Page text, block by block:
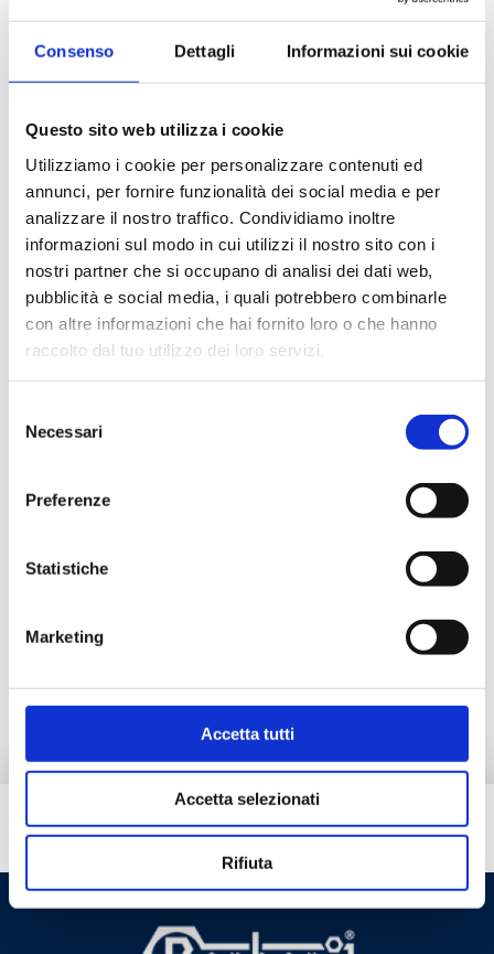
Consenso Dettagli Informazioni sui cookie
Questo sito web utilizza i cookie
Utilizziamo i cookie per personalizzare contenuti ed
annunci, per fornire funzionalità dei social media e per
analizzare il nostro traffico. Condividiamo inoltre
informazioni sul modo in cui utilizzi il nostro sito con i
nostri partner che si occupano di analisi dei dati web,
pubblicità e social media, i quali potrebbero combinarle
con altre informazioni che hai fornito loro o che hanno
raccolto dal tuo utilizzo dei loro servizi.
delNecessari
Preferenze
Statistiche
Marketing
Accetta tutti
Accetta selezionati
Rifiuta
Température maximum de service
: 95 °C.
Pression maximum de service
Besoin d’aide ?